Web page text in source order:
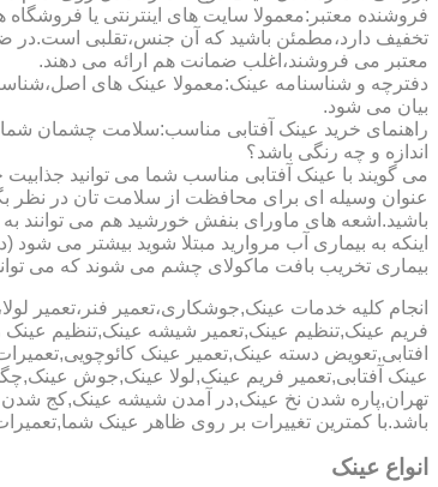
فروشنده معتبر:معمولا سایت های اینترنتی یا
تخفیف دارد،مطمئن باشید که آن جنس،تقلبی است.در
معتبر می فروشند،اغلب ضمانت هم ارائه می دهند.
دفترچه و شناسنامه عینک:معمولا عینک های
بیان می شود.
راهنمای خرید عینک آفتابی مناسب:سلامت چشمان شما
اندازه و چه رنگی باشد؟
می گویند با عینک آفتابی مناسب شما می توانید
عنوان وسیله ای برای محافظت از سلامت تان در نظر
باشید.اشعه های ماورای بنفش خورشید هم می توانند
اینکه به بیماری آب مروارید مبتلا شوید بیشتر می
بیماری تخریب بافت ماکولای چشم می شوند که می
انجام کلیه خدمات عینک,جوشکاری،تعمیر فنر،تعمیر
فریم عینک,تنظیم عینک,تعمیر شیشه عینک,تنظیم
افتابی,تعویض دسته عینک,تعمیر عینک
عینک آفتابی,تعمیر فریم عینک,لولا عینک,جوش
تهران,پاره شدن نخ عینک,در آمدن شیشه عینک,کج
باشد.با کمترین تغییرات بر روی ظاهر عینک
انواع عینک